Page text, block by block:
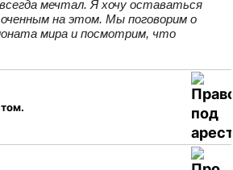
мечтал. Я хочу оставаться
на этом. Мы поговорим о
мира и посмотрим, что